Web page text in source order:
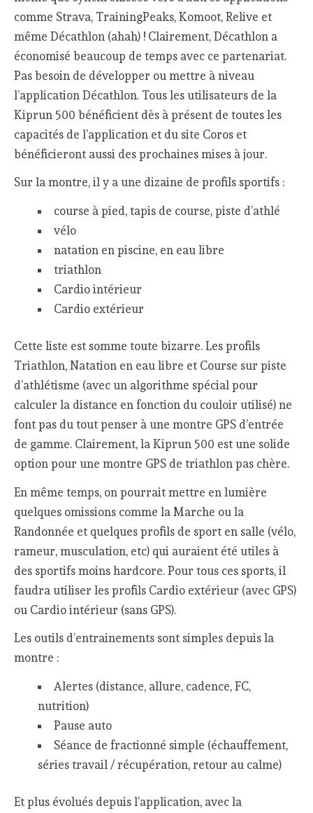
comme Strava, TrainingPeaks, Komoot, Relive et
même Décathlon (ahah) ! Clairement, Décathlon a
économisé beaucoup de temps avec ce partenariat.
Pas besoin de développer ou mettre à niveau
l’application Décathlon. Tous les utilisateurs de la
Kiprun 500 bénéficient dès à présent de toutes les
capacités de l’application et du site Coros et
bénéficieront aussi des prochaines mises à jour.
Sur la montre, il y a une dizaine de profils sportifs :
course à pied, tapis de course, piste d’athlé
vélo
natation en piscine, en eau libre
triathlon
Cardio intérieur
Cardio extérieur
Cette liste est somme toute bizarre. Les profils
Triathlon, Natation en eau libre et Course sur piste
d’athlétisme (avec un algorithme spécial pour
calculer la distance en fonction du couloir utilisé) ne
font pas du tout penser à une montre GPS d’entrée
de gamme. Clairement, la Kiprun 500 est une solide
option pour une montre GPS de triathlon pas chère.
En même temps, on pourrait mettre en lumière
quelques omissions comme la Marche ou la
Randonnée et quelques profils de sport en salle (vélo,
rameur, musculation, etc) qui auraient été utiles à
des sportifs moins hardcore. Pour tous ces sports, il
faudra utiliser les profils Cardio extérieur (avec GPS)
ou Cardio intérieur (sans GPS).
Les outils d’entrainements sont simples depuis la
montre :
Alertes (distance, allure, cadence, FC,
nutrition)
Pause auto
Séance de fractionné simple (échauffement,
séries travail / récupération, retour au calme)
Et plus évolués depuis l’application, avec la